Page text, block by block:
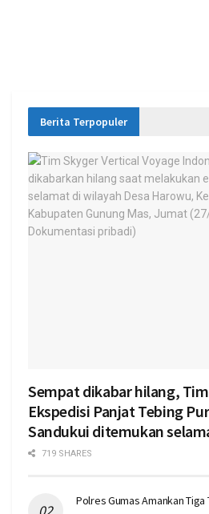
Berita Terpopuler
Sempat dikabar hilang, Tim
Ekspedisi Panjat Tebing
Sandukui ditemukan
719 SHARES
Polres Gumas Amankan